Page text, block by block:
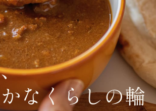
なくらしの輪